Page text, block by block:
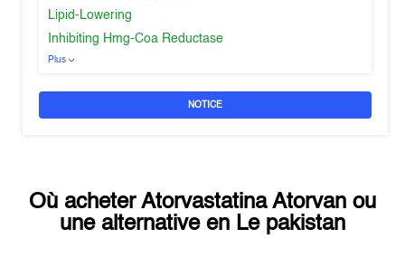
Lipid-Lowering
Inhibiting Hmg-Coa Reductase
Plus
NOTICE
Où acheter Atorvastatina Atorvan ou
une alternative en Le pakistan